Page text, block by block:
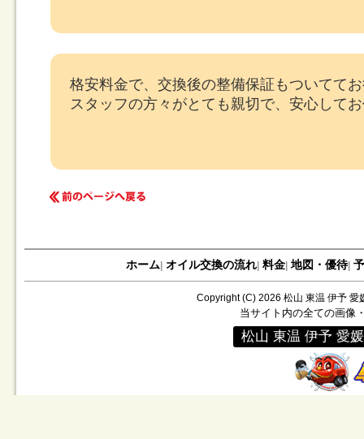
格安料金で、交換後の整備保証もついてて
スタッフの方々がとても親切で、安心して
ホーム| オイル交換の流れ| 料金| 地図・優待|
Copyright (C) 2026 松山 東温 伊予 愛
当サイト内の全ての画像
松山 東温 伊予 愛